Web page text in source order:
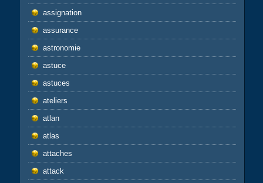
assignation
assurance
astronomie
astuce
astuces
ateliers
atlan
atlas
attaches
attack